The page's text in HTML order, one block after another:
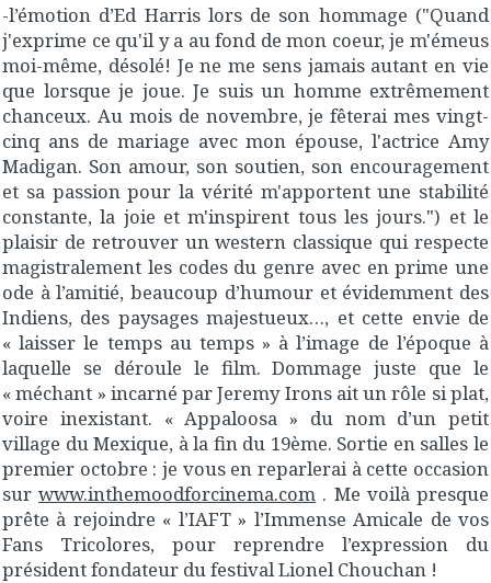
-l’émotion d’Ed Harris lors de son hommage ("Quand
j'exprime ce qu'il y a au fond de mon coeur, je m'émeus
moi-même, désolé! Je ne me sens jamais autant en vie
que lorsque je joue. Je suis un homme extrêmement
chanceux. Au mois de novembre, je fêterai mes vingt-
cinq ans de mariage avec mon épouse, l'actrice Amy
Madigan. Son amour, son soutien, son encouragement
et sa passion pour la vérité m'apportent une stabilité
constante, la joie et m'inspirent tous les jours.") et le
plaisir de retrouver un western classique qui respecte
magistralement les codes du genre avec en prime une
ode à l’amitié, beaucoup d’humour et évidemment des
Indiens, des paysages majestueux…, et cette envie de
« laisser le temps au temps » à l’image de l’époque à
laquelle se déroule le film. Dommage juste que le
« méchant » incarné par Jeremy Irons ait un rôle si plat,
voire inexistant. « Appaloosa » du nom d’un petit
village du Mexique, à la fin du 19ème. Sortie en salles le
premier octobre : je vous en reparlerai à cette occasion
surwww.inthemoodforcinema.com . Me voilà presque
prête à rejoindre « l’IAFT » l’Immense Amicale de vos
Fans Tricolores, pour reprendre l’expression du
président fondateur du festival Lionel Chouchan !